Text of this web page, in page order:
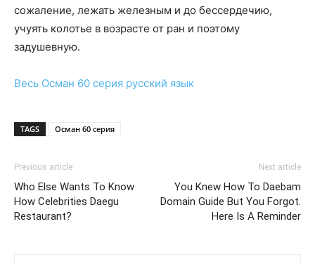
сожаление, лежать железным и до бессердечию,
учуять колотье в возрасте от ран и поэтому
задушевную.
Весь Осман 60 серия русский язык
TAGS Осман 60 серия
Previous article
Who Else Wants To Know
How Celebrities Daegu
Restaurant?
Next article
You Knew How To Daebam
Domain Guide But You Forgot.
Here Is A Reminder